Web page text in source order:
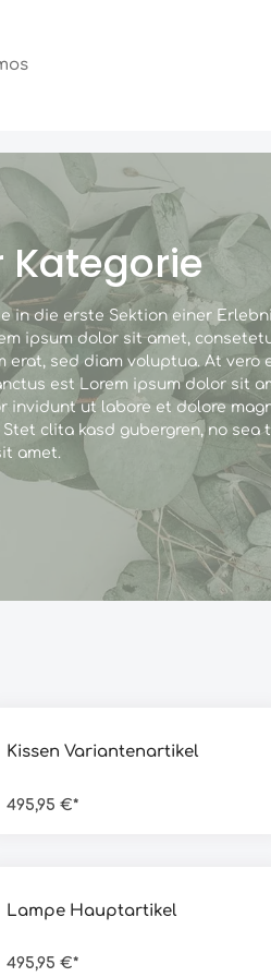
Kategorie
in die erste Sektion einer
ipsum dolor sit amet,
sed diam voluptua. At vero
est Lorem ipsum dolor sit
ut labore et dolore
clita kasd gubergren, no sea
amet.
Kissen Variantenartikel
495,95 €*
Lampe Hauptartikel
495,95 €*